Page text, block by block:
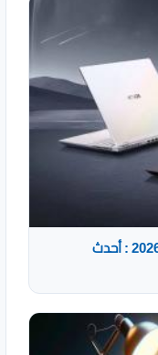
أفضل أجهزة اللاب توب من هونر لعام 2026 : أحدث